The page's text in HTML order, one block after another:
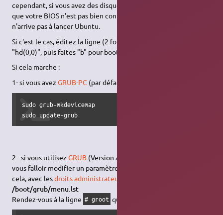
cependant, si vous avez des disques
que votre BIOS n'est pas bien configuré, il se peut que
n'arrive pas à lancer Ubuntu.
Si c'est le cas, éditez la ligne (2 fois
"hd(0,0)", puis faites "b" pour booter.
Si cela marche :
1- si vous avezGRUB-PC (par défaut à partir d'
sudo grub-mkdevicemap
sudo update-grub
2 - si vous utilisezGRUB (Version antérieur à
vous falloir modifier un paramètre important dans GRUB. Pour
cela, avec lesdroits administrateur
/boot/grub/menu.lst
Rendez-vous à la ligne # groot qui devrait être comme suit :